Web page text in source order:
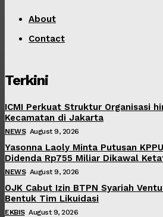
About
Contact
Terkini
ICMI Perkuat Struktur Organisasi
Kecamatan di Jakarta
NEWS August 9, 2026
Yasonna Laoly Minta Putusan
Didenda Rp755 Miliar Dikawal
NEWS August 9, 2026
OJK Cabut Izin BTPN Syariah
Bentuk Tim Likuidasi
EKBIS August 9, 2026